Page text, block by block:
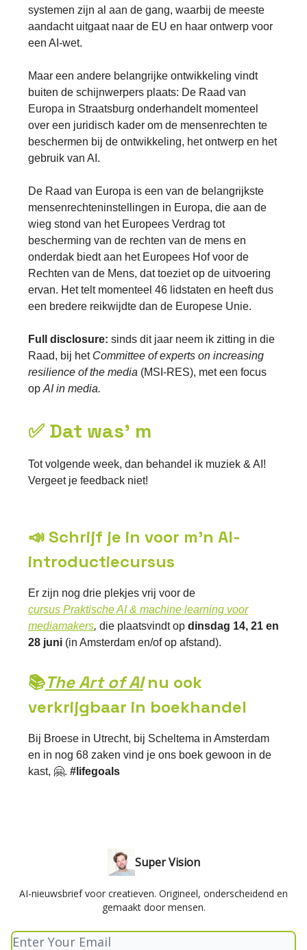
systemen zijn al aan de gang, waarbij de meeste
aandacht uitgaat naar de EU en haar ontwerp voor
een AI-wet.
Maar een andere belangrijke ontwikkeling vindt
buiten de schijnwerpers plaats: De Raad van
Europa in Straatsburg onderhandelt momenteel
over een juridisch kader om de mensenrechten te
beschermen bij de ontwikkeling, het ontwerp en het
gebruik van AI.
De Raad van Europa is een van de belangrijkste
mensenrechteninstellingen in Europa, die aan de
wieg stond van het Europees Verdrag tot
bescherming van de rechten van de mens en
onderdak biedt aan het Europees Hof voor de
Rechten van de Mens, dat toeziet op de uitvoering
ervan. Het telt momenteel 46 lidstaten en heeft dus
een bredere reikwijdte dan de Europese Unie.
Full disclosure: sinds dit jaar neem ik zitting in die
Raad, bij het Committee of experts on increasing
resilience of the media (MSI-RES), met een focus
op AI in media.
✅ Dat was' m
Tot volgende week, dan behandel ik muziek & AI!
Vergeet je feedback niet!
📣 Schrijf je in voor m'n AI-
introductiecursus
Er zijn nog drie plekjes vrij voor de
cursus Praktische AI & machine learning voor
mediamakers, die plaatsvindt op dinsdag 14, 21 en
28 juni (in Amsterdam en/of op afstand).
📚The Art of AI nu ook
verkrijgbaar in boekhandel
Bij Broese in Utrecht, bij Scheltema in Amsterdam
en in nog 68 zaken vind je ons boek gewoon in de
kast, 🤗. #lifegoals
Super Vision
AI-nieuwsbrief voor creatieven. Origineel, onderscheidend en
gemaakt door mensen.